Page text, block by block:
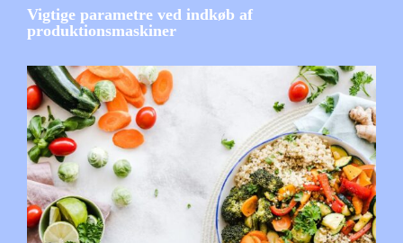
Vigtige parametre ved indkøb af
produktionsmaskiner